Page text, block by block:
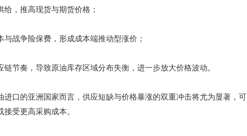
给，推高现货与期货价格；
战争险保费，形成成本端推动型涨价；
奏，导致原油库存区域分布失衡，进一步放大价格波动。
口的亚洲国家而言，供应短缺与价格暴涨的双重冲击将尤为显著，可
受更高采购成本。